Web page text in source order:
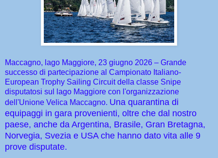
Maccagno, lago Maggiore, 23 giugno 2026 – Grande
successo di partecipazione al Campionato Italiano-
European Trophy Sailing Circuit della classe Snipe
disputatosi sul lago Maggiore con l'organizzazione
dell'Unione Velica Maccagno. Una quarantina di
equipaggi in gara provenienti, oltre che dal nostro
paese, anche da Argentina, Brasile, Gran Bretagna,
Norvegia, Svezia e USA che hanno dato vita alle 9
prove disputate.